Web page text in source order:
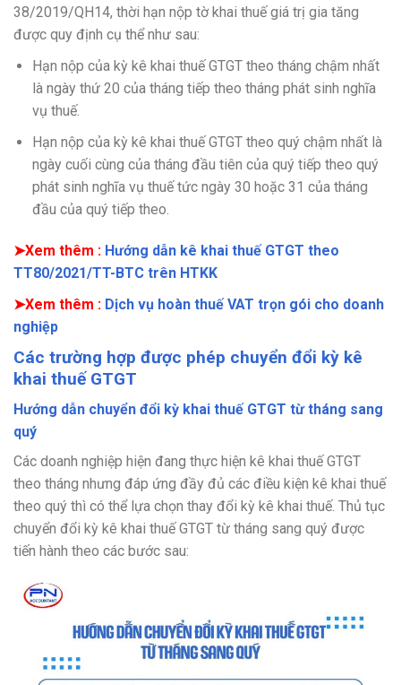
38/2019/QH14, thời hạn nộp tờ khai thuế giá trị gia tăng
được quy định cụ thể như sau:
Hạn nộp của kỳ kê khai thuế GTGT theo tháng chậm nhất
là ngày thứ 20 của tháng tiếp theo tháng phát sinh nghĩa
vụ thuế.
Hạn nộp của kỳ kê khai thuế GTGT theo quý chậm nhất là
ngày cuối cùng của tháng đầu tiên của quý tiếp theo quý
phát sinh nghĩa vụ thuế tức ngày 30 hoặc 31 của tháng
đầu của quý tiếp theo.
➤Xem thêm : Hướng dẫn kê khai thuế GTGT theo
TT80/2021/TT-BTC trên HTKK
➤Xem thêm : Dịch vụ hoàn thuế VAT trọn gói cho doanh
nghiệp
Các trường hợp được phép chuyển đổi kỳ kê
khai thuế GTGT
Hướng dẫn chuyển đổi kỳ khai thuế GTGT từ tháng sang
quý
Các doanh nghiệp hiện đang thực hiện kê khai thuế GTGT
theo tháng nhưng đáp ứng đầy đủ các điều kiện kê khai thuế
theo quý thì có thể lựa chọn thay đổi kỳ kê khai thuế. Thủ tục
chuyển đổi kỳ kê khai thuế GTGT từ tháng sang quý được
tiến hành theo các bước sau: